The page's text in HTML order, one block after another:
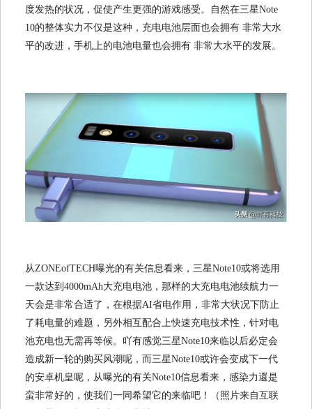
度发热的状况，促使产生更强的游戏感受。自然在三星Note
10的整体实力不仅是这种，充电电池层面也会拥有 非常大水
平的改进，手机上的电池电量也会拥有 非常大水平的发展。
从ZONEofTECH曝光的有关信息看来，三星Note10或将选用
一款达到4000mAh大充电电池，那样的大充电电池续航力一
天会是非常合适了，在根据AI省电作用，非常大状况下防止
了耗电量的难题，另外相互配合上快速充电技术性，针对电
池充电也无需再等候。吖有感觉三星Note10来临以后必定会
造成新一轮的购买风潮呢，而三星Note10或许会变成下一代
的安卓机皇呢，从曝光的有关Note10信息看来，感染力還是
蛮非常好的，使我们一同希望它的来临吧！（照片来自互联